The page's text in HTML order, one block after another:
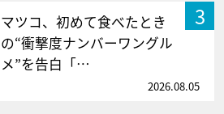
3
マツコ、初めて食べたとき
の“衝撃度ナンバーワングル
メ”を告白「…
2026.08.05